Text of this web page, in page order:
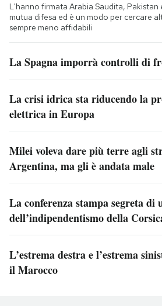
L'hanno firmata Arabia Saudita, Pakistan
mutua difesa ed è un modo per cercare
sempre meno affidabili
La Spagna imporrà controlli di
La crisi idrica sta riducendo la
elettrica in Europa
Milei voleva dare più terre agli
Argentina, ma gli è andata male
La conferenza stampa segreta di
dell’indipendentismo della
L’estrema destra e l’estrema
il Marocco